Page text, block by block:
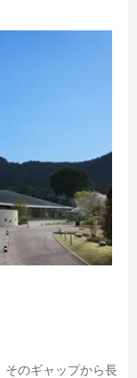
そのギャップから長